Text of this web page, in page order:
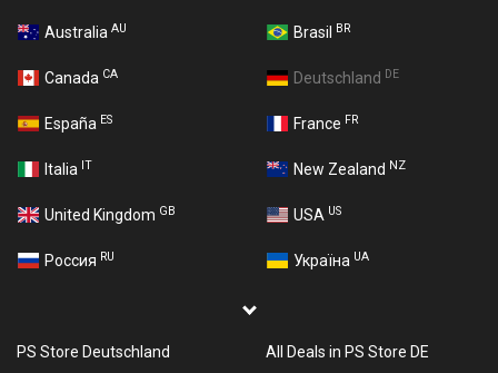
Australia AU Brasil BR
Canada CA Deutschland DE
España ES France FR
Italia IT New Zealand NZ
United Kingdom GB USA US
Россия RU Україна UA
PS Store Deutschland All Deals in PS Store DE